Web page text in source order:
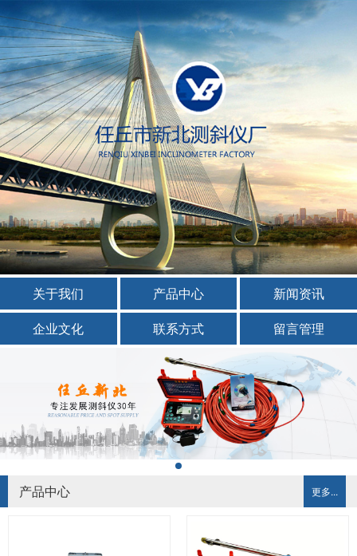
关于我们 产品中心
新闻资讯
企业文化
联系方式 留言管理
更多...
产品中心